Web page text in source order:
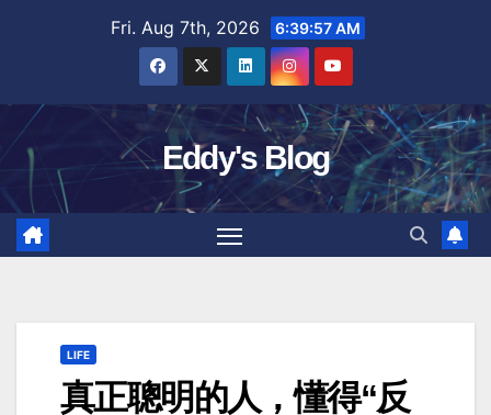
Fri. Aug 7th, 2026 6:39:58 AM
Eddy's Blog
LIFE
真正聰明的人，懂得“反